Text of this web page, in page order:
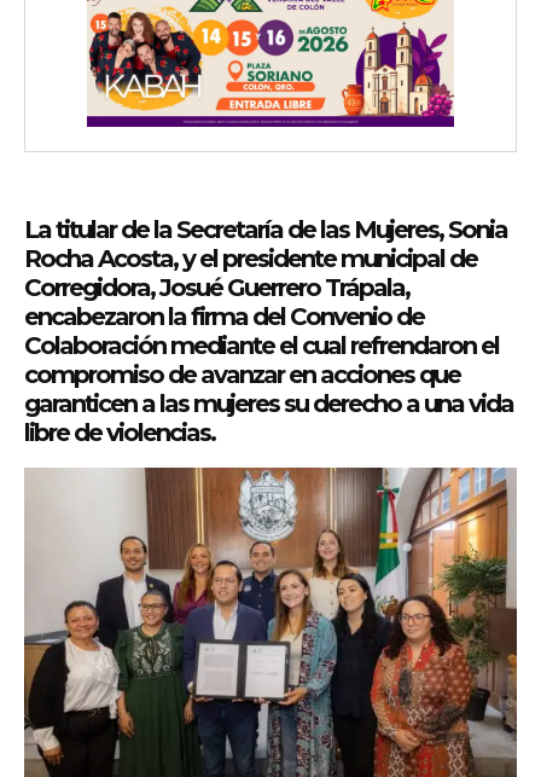
La titular de la Secretaría de las Mujeres, Sonia
Rocha Acosta, y el presidente municipal de
Corregidora, Josué Guerrero Trápala,
encabezaron la firma del Convenio de
Colaboración mediante el cual refrendaron el
compromiso de avanzar en acciones que
garanticen a las mujeres su derecho a una vida
libre de violencias.